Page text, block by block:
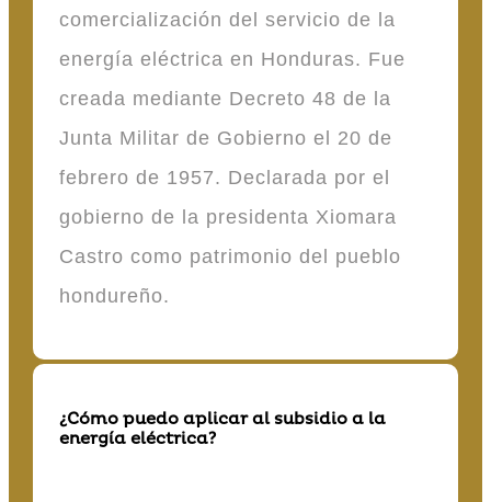
comercialización del servicio de la
energía eléctrica en Honduras. Fue
creada mediante Decreto 48 de la
Junta Militar de Gobierno el 20 de
febrero de 1957. Declarada por el
gobierno de la presidenta Xiomara
Castro como patrimonio del pueblo
hondureño.
¿Cómo puedo aplicar al subsidio a la
energía eléctrica?